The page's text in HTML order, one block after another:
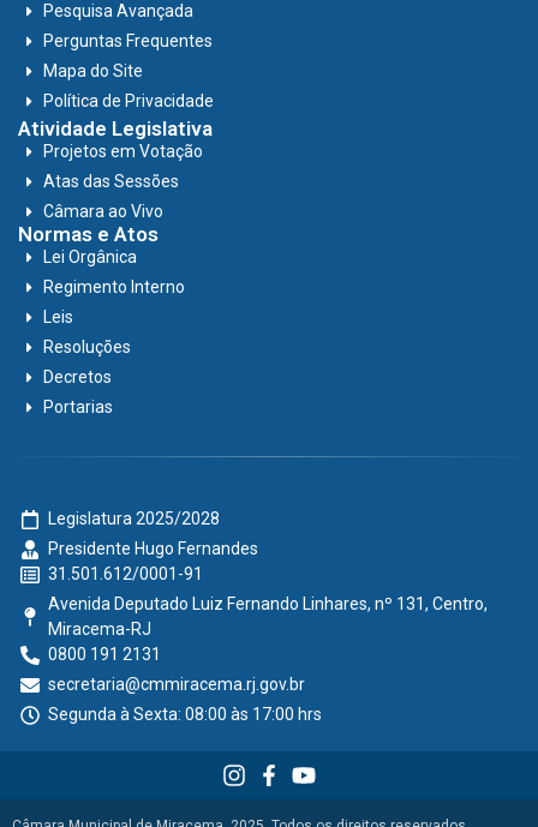
Pesquisa Avançada
Perguntas Frequentes
Mapa do Site
Política de Privacidade
Atividade Legislativa
Projetos em Votação
Atas das Sessões
Câmara ao Vivo
Normas e Atos
Lei Orgânica
Regimento Interno
Leis
Resoluções
Decretos
Portarias
Legislatura 2025/2028
Presidente Hugo Fernandes
31.501.612/0001-91
Avenida Deputado Luiz Fernando Linhares, nº 131, Centro,
Miracema-RJ
0800 191 2131
secretaria@cmmiracema.rj.gov.br
Segunda à Sexta: 08:00 às 17:00 hrs